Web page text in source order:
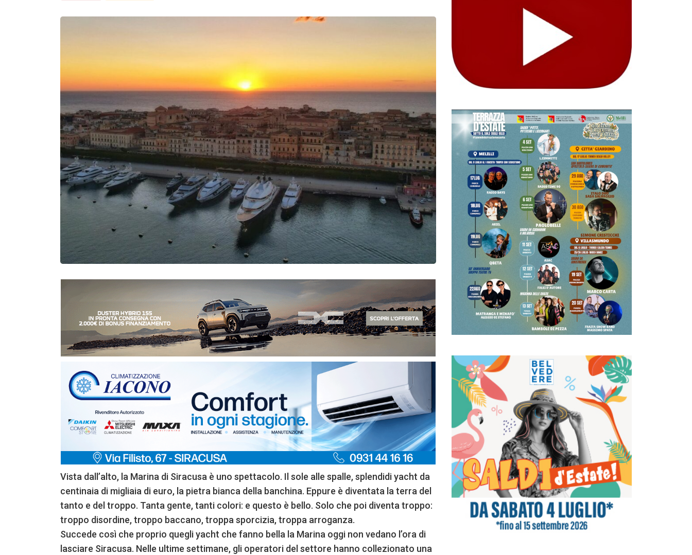
Vista dall’alto, la Marina di Siracusa è uno spettacolo. Il sole alle spalle, splendidi yacht da
centinaia di migliaia di euro, la pietra bianca della banchina. Eppure è diventata la terra del
tanto e del troppo. Tanta gente, tanti colori: e questo è bello. Solo che poi diventa troppo:
troppo disordine, troppo baccano, troppa sporcizia, troppa arroganza.
Succede così che proprio quegli yacht che fanno bella la Marina oggi non vedano l’ora di
lasciare Siracusa. Nelle ultime settimane, gli operatori del settore hanno collezionato una